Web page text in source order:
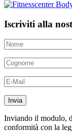
Iscriviti alla
Inviando il modulo,
conformità con la